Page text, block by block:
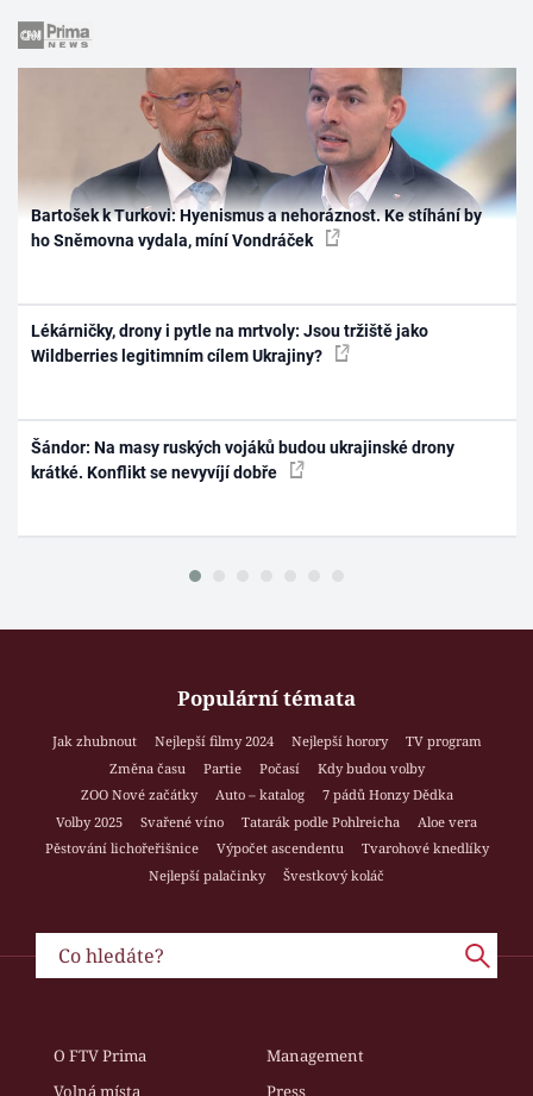
Bartošek k Turkovi: Hyenismus a nehoráznost. Ke stíhání by
ho Sněmovna vydala, míní Vondráček
Lékárničky, drony i pytle na mrtvoly: Jsou tržiště jako
Wildberries legitimním cílem Ukrajiny?
Šándor: Na masy ruských vojáků budou ukrajinské drony
krátké. Konflikt se nevyvíjí dobře
Populární témata
Jak zhubnout Nejlepší filmy 2024 Nejlepší horory
TV program
Změna času
Partie Počasí
Kdy budou volby
ZOO Nové začátky
Auto – katalog
7 pádů Honzy Dědka
Volby 2025
Svařené víno Tatarák podle Pohlreicha
Aloe vera
Pěstování lichořeřišnice
Výpočet ascendentu
Tvarohové knedlíky
Nejlepší palačinky
Švestkový koláč
O FTV Prima
Management
Volná místa
Press